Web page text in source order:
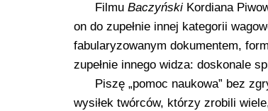
Filmu Baczyński Kordiana
on do zupełnie innej kategorii
fabularyzowanym dokumentem,
zupełnie innego widza: doskonale
Piszę „pomoc naukowa” bez
wysiłek twórców, którzy zrobili